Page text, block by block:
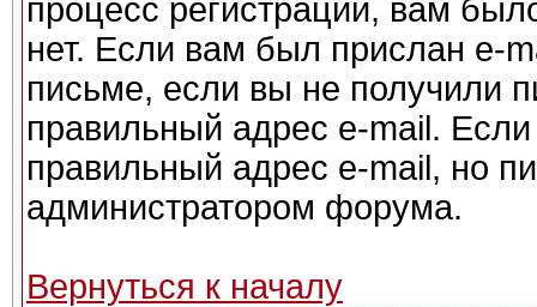
процесс регистрации, вам
нет. Если вам был прислан e-
письме, если вы не получили
правильный адрес e-mail.
правильный адрес e-mail, но
администратором форума.
Вернуться к началу